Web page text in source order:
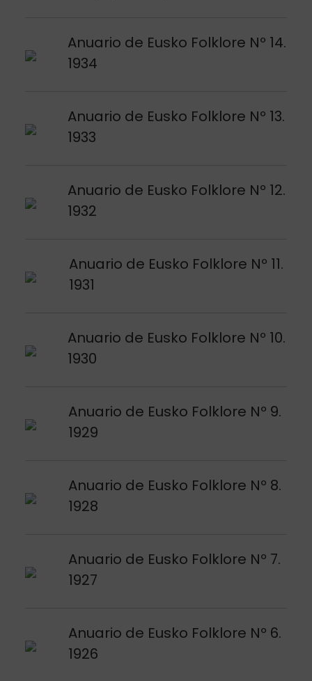
Anuario de Eusko Folklore Nº 14.
1934
Argitalpena ikusi
Anuario de Eusko Folklore Nº 13.
1933
Argitalpena ikusi
Anuario de Eusko Folklore Nº 12.
1932
Argitalpena ikusi
Anuario de Eusko Folklore Nº 11.
1931
Argitalpena ikusi
Anuario de Eusko Folklore Nº 10.
1930
Argitalpena ikusi
Anuario de Eusko Folklore Nº 9.
1929
Argitalpena ikusi
Anuario de Eusko Folklore Nº 8.
1928
Argitalpena ikusi
Anuario de Eusko Folklore Nº 7.
1927
Argitalpena ikusi
Anuario de Eusko Folklore Nº 6.
1926
Argitalpena ikusi